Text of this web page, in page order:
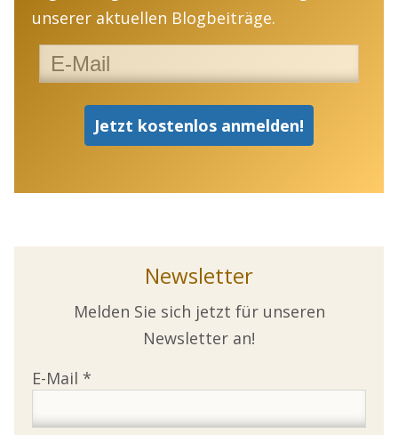
unserer aktuellen Blogbeiträge.
Newsletter
Melden Sie sich jetzt für unseren
Newsletter an!